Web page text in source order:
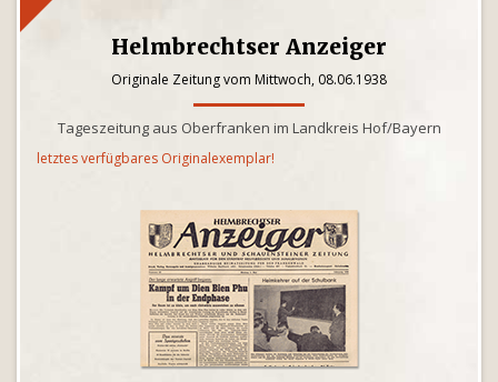
Helmbrechtser Anzeiger
Originale Zeitung vom Mittwoch, 08.06.1938
Tageszeitung aus Oberfranken im Landkreis Hof/Bayern
letztes verfügbares Originalexemplar!